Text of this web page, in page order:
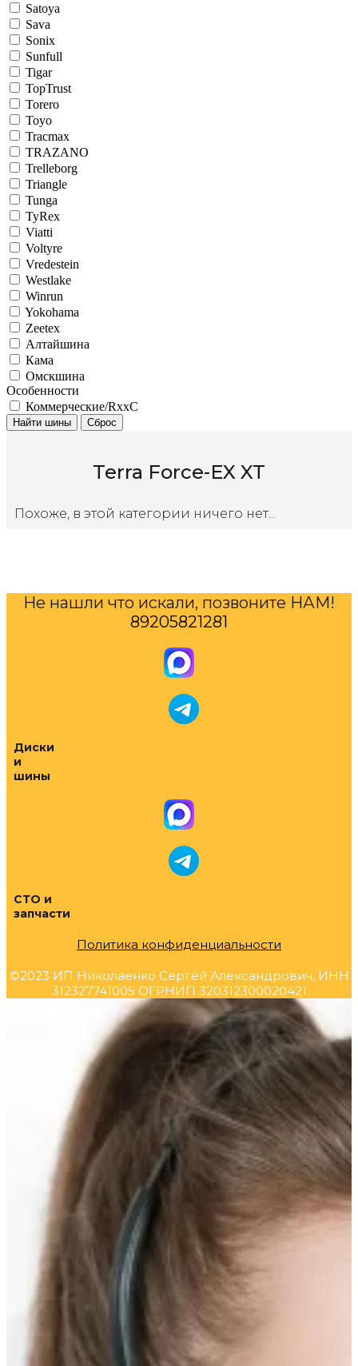
Satoya
Sava
Sonix
Sunfull
Tigar
TopTrust
Torero
Toyo
Tracmax
TRAZANO
Trelleborg
Triangle
Tunga
TyRex
Viatti
Voltyre
Vredestein
Westlake
Winrun
Yokohama
Zeetex
Алтайшина
Кама
Омскшина
Особенности
Коммерческие/RxxC
Найти шины Сброс
Terra Force-EX XT
Похоже, в этой категории ничего нет...
Не нашли что искали, позвоните НАМ!
89205821281
Диски
и
шины
СТО и
запчасти
Политика конфиденциальности
©2023 ИП Николаенко Сергей Александрович, ИНН
312327741005 ОГРНИП 320312300020421